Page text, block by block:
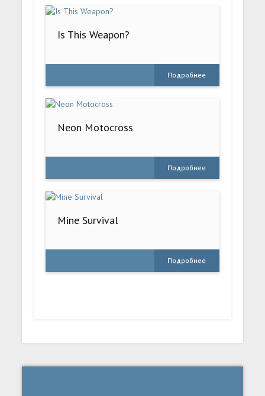
Is This Weapon?
Подробнее
Neon Motocross
Подробнее
Mine Survival
Подробнее